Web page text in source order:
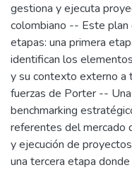
gestiona y ejecuta
colombiano -- Este
etapas: una primera
identifican los
y su contexto externo a
fuerzas de Porter --
benchmarking
referentes del mercado
y ejecución de
una tercera etapa